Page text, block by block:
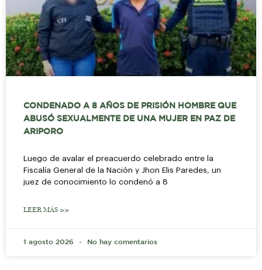
CONDENADO A 8 AÑOS DE PRISIÓN HOMBRE QUE
ABUSÓ SEXUALMENTE DE UNA MUJER EN PAZ DE
ARIPORO
Luego de avalar el preacuerdo celebrado entre la
Fiscalía General de la Nación y Jhon Elis Paredes, un
juez de conocimiento lo condenó a 8
LEER MÁS >>
1 agosto 2026 No hay comentarios